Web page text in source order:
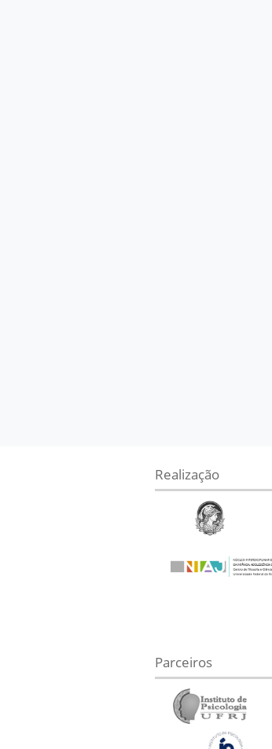
Realização
Parceiros